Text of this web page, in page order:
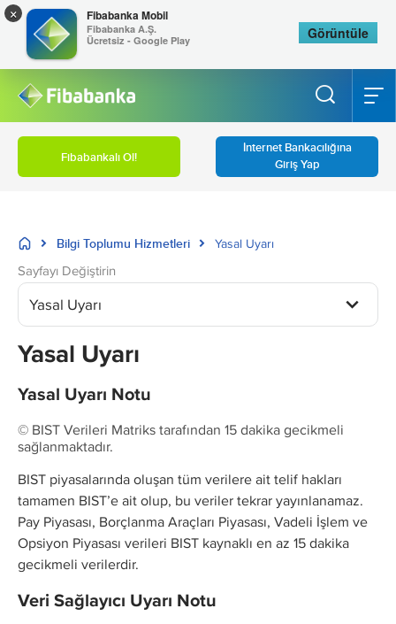
Fibabankalı Ol!
İnternet Bankacılığına
Giriş Yap
Bilgi Toplumu Hizmetleri Yasal Uyarı
Sayfayı Değiştirin
Yasal Uyarı
Yasal Uyarı
Yasal Uyarı Notu
© BIST Verileri Matriks tarafından 15 dakika gecikmeli
sağlanmaktadır.
BIST piyasalarında oluşan tüm verilere ait telif hakları
tamamen BIST’e ait olup, bu veriler tekrar yayınlanamaz.
Pay Piyasası, Borçlanma Araçları Piyasası, Vadeli İşlem ve
Opsiyon Piyasası verileri BIST kaynaklı en az 15 dakika
gecikmeli verilerdir.
Veri Sağlayıcı Uyarı Notu
× Fibabanka Mobil
Fibabanka A.Ş.
Ücretsiz - Google Play
Görüntüle